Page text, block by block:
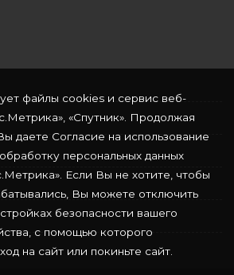
файлы cookies и сервис веб-
«Спутник». Продолжая
даете Согласие на использование
персональных данных
Если Вы не хотите, чтобы
Вы можете отключить
безопасности вашего
с помощью которого
на сайт или покиньте сайт.